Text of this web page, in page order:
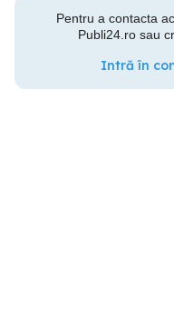
Pentru a contacta
Publi24.ro sau
Intră în